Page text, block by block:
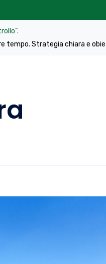
tempo. Strategia chiara e